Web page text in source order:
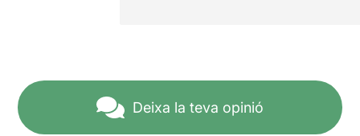
Deixa la teva opinió